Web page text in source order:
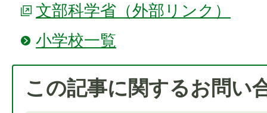
文部科学省（外部リンク）
小学校一覧
この記事に関するお問い